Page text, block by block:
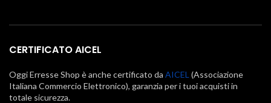
CERTIFICATO AICEL
Oggi Erresse Shop è anche certificato da AICEL (Associazione
Italiana Commercio Elettronico), garanzia per i tuoi acquisti in
totale sicurezza.